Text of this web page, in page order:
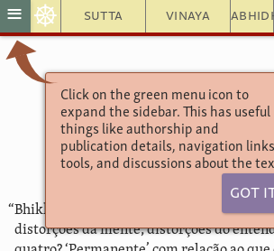
Sutta Vinaya
≡ ☸
Click on the green menu icon to
expand the sidebar. This has useful
things like authorship and
publication details, navigation
tools, and discussions about the
Got
Aṅguttara Nikāya
Vipallasa Sutta
“Bhikkhus, há essas quatro distorções da
distorções da mente, distorções do